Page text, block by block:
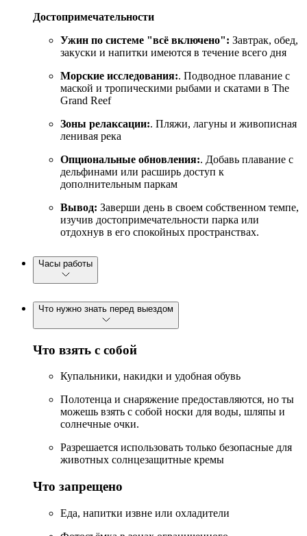
Достопримечательности
Ужин по системе "всё включено": Завтрак, обед,
закуски и напитки имеются в течение всего дня
Морские исследования:. Подводное плавание с
маской и тропическими рыбами и скатами в The
Grand Reef
Зоны релаксации:. Пляжи, лагуны и живописная
ленивая река
Опциональные обновления:. Добавь плавание с
дельфинами или расширь доступ к
дополнительным паркам
Вывод: Заверши день в своем собственном темпе,
изучив достопримечательности парка или
отдохнув в его спокойных пространствах.
Часы работы
Что нужно знать перед выездом
Что взять с собой
Купальники, накидки и удобная обувь
Полотенца и снаряжение предоставляются, но ты
можешь взять с собой носки для воды, шляпы и
солнечные очки.
Разрешается использовать только безопасные для
животных солнцезащитные кремы
Что запрещено
Еда, напитки извне или охладители